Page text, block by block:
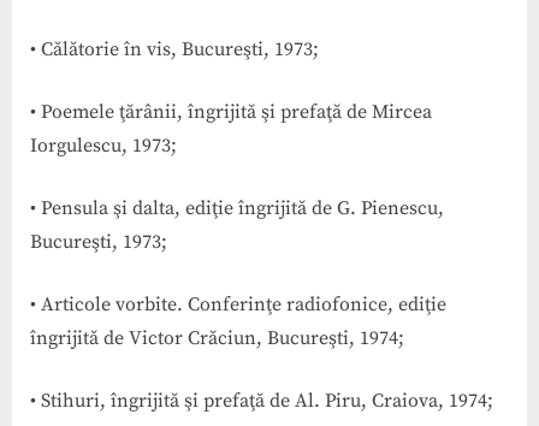
• Călătorie în vis, Bucureşti, 1973;
• Poemele ţărânii, îngrijită şi prefaţă de Mircea
Iorgulescu, 1973;
• Pensula şi dalta, ediţie îngrijită de G. Pienescu,
Bucureşti, 1973;
• Articole vorbite. Conferinţe radiofonice, ediţie
îngrijită de Victor Crăciun, Bucureşti, 1974;
• Stihuri, îngrijită şi prefaţă de Al. Piru, Craiova, 1974;